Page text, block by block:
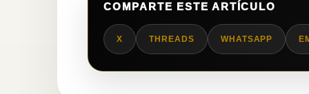
COMPARTE ESTE ARTÍCULO
X THREADS WHATSAPP